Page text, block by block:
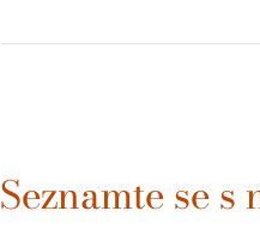
Seznamte se s